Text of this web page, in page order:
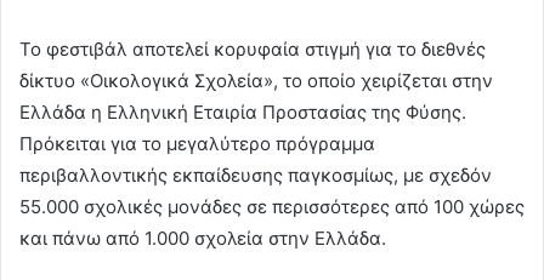
Το φεστιβάλ αποτελεί κορυφαία στιγμή για το διεθνές
δίκτυο «Οικολογικά Σχολεία», το οποίο χειρίζεται στην
Ελλάδα η Ελληνική Εταιρία Προστασίας της Φύσης.
Πρόκειται για το μεγαλύτερο πρόγραμμα
περιβαλλοντικής εκπαίδευσης παγκοσμίως, με σχεδόν
55.000 σχολικές μονάδες σε περισσότερες από 100 χώρες
και πάνω από 1.000 σχολεία στην Ελλάδα.